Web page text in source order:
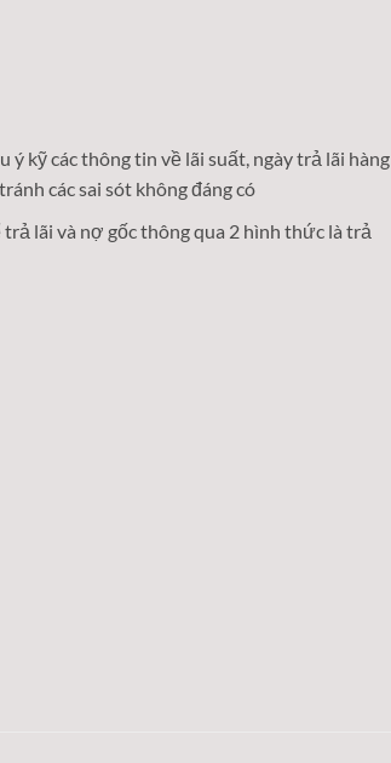
ý kỹ các thông tin về lãi suất, ngày trả lãi hàng
các sai sót không đáng có
lãi và nợ gốc thông qua 2 hình thức là trả